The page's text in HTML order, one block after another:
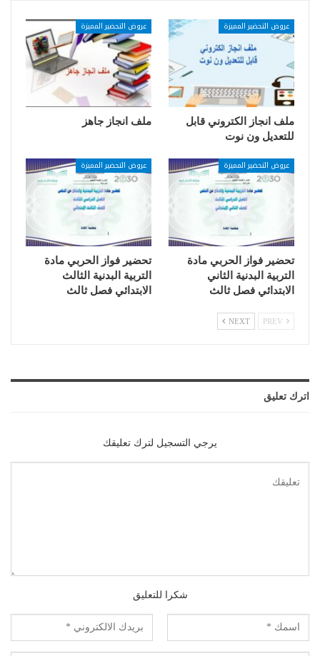
عروض التحضير المميزة
ملف انجاز الكتروني قابل
للتعديل ون نوت
عروض التحضير المميزة
ملف انجاز جاهز
عروض التحضير المميزة
تحضير فواز الحربي مادة
التربية البدنية الثاني
الابتدائي فصل ثالث
عروض التحضير المميزة
تحضير فواز الحربي مادة
التربية البدنية الثالث
الابتدائي فصل ثالث
NEXT
اترك تعليق
يرجي التسجيل لترك تعليقك
شكرا للتعليق